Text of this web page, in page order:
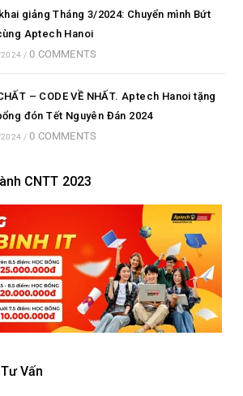
giảng Tháng 3/2024: Chuyển mình Bứt
Aptech Hanoi
/ 0 COMMENTS
– CODE VỀ NHẤT. Aptech Hanoi tặng
đón Tết Nguyên Đán 2024
/ 0 COMMENTS
CNTT 2023
Vấn